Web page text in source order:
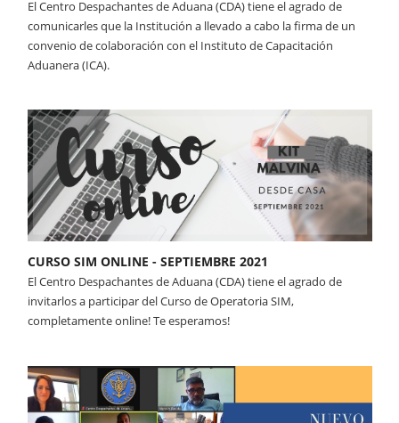
El Centro Despachantes de Aduana (CDA) tiene el agrado de
comunicarles que la Institución a llevado a cabo la firma de un
convenio de colaboración con el Instituto de Capacitación
Aduanera (ICA).
CURSO SIM ONLINE - SEPTIEMBRE 2021
El Centro Despachantes de Aduana (CDA) tiene el agrado de
invitarlos a participar del Curso de Operatoria SIM,
completamente online! Te esperamos!